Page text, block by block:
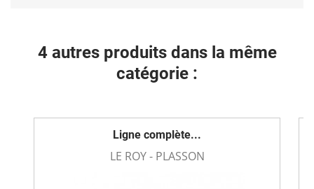
4 autres produits dans la même
catégorie :
Ligne complète...
LE ROY - PLASSON